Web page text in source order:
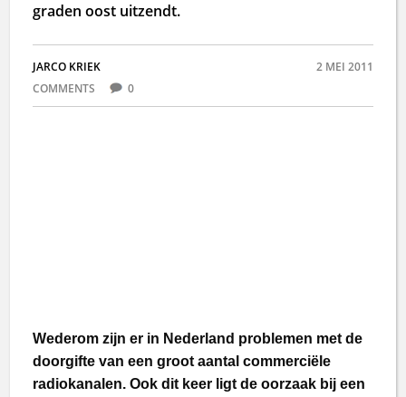
graden oost uitzendt.
JARCO KRIEK
2 MEI 2011
COMMENTS
0
Wederom zijn er in Nederland problemen met de
doorgifte van een groot aantal commerciële
radiokanalen. Ook dit keer ligt de oorzaak bij een